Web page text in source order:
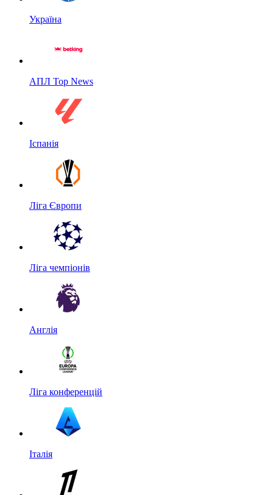
Україна
АПЛ Top News
Іспанія
Ліга Європи
Ліга чемпіонів
Англія
Ліга конференцій
Італія